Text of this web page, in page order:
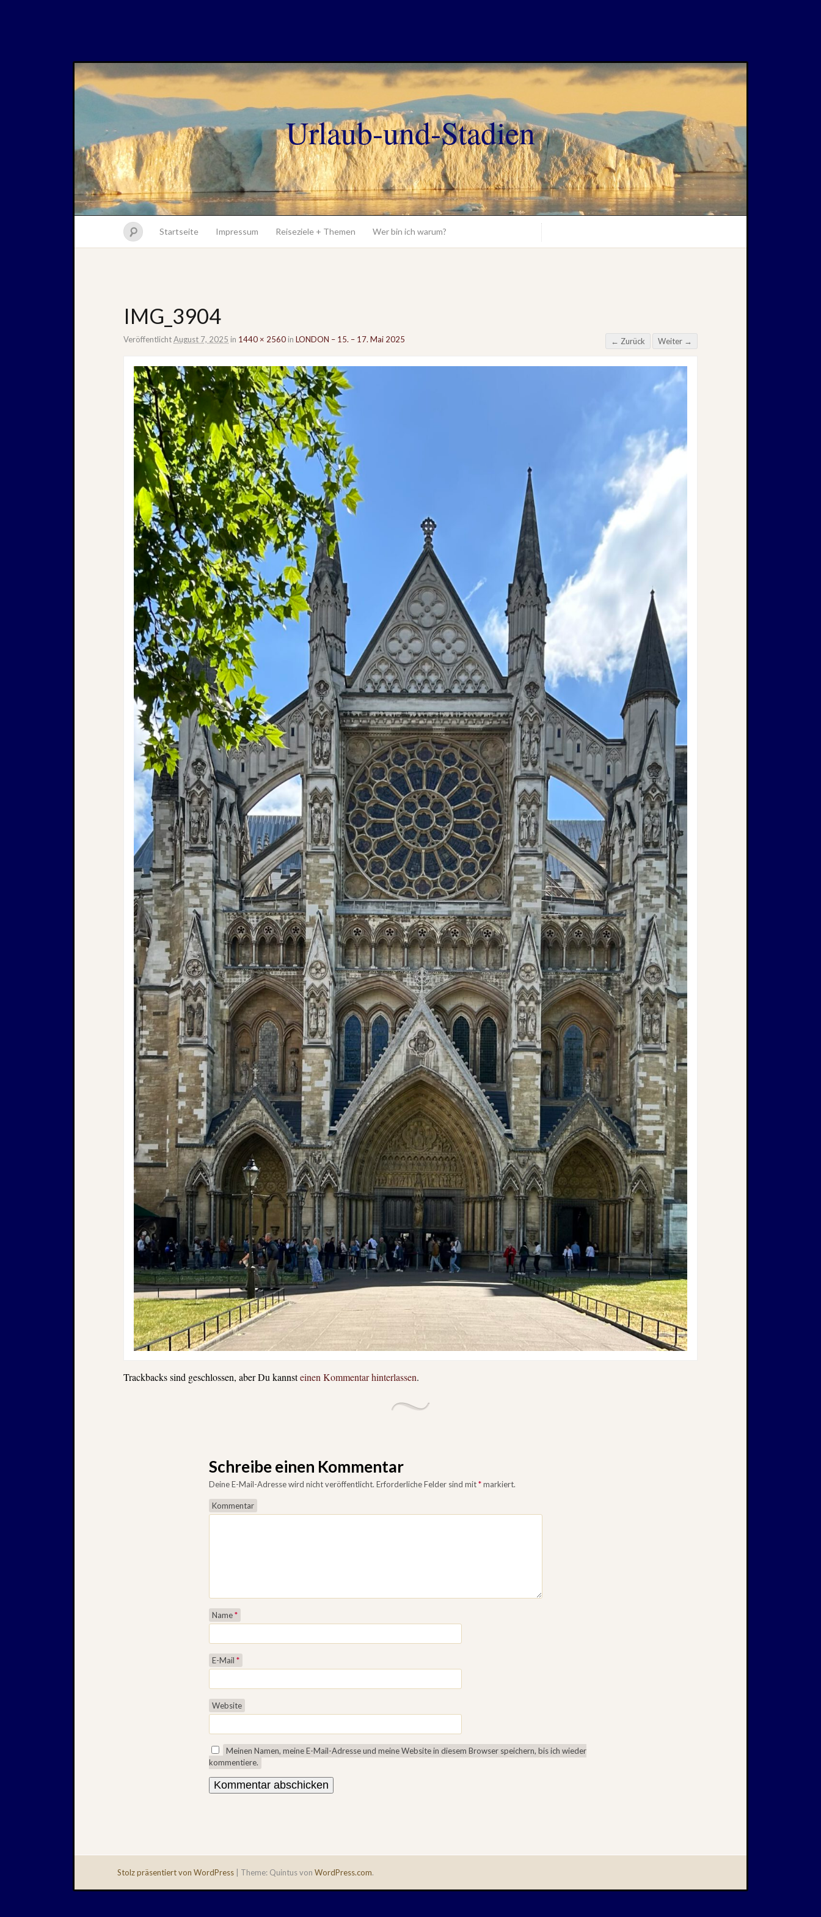
Urlaub-und-Stadien
Startseite Impressum Reiseziele + Themen Wer bin ich warum?
IMG_3904
VeröffentlichtAugust 7, 2025 in 1440 × 2560 in LONDON – 15. – 17. Mai 2025 ← Zurück Weiter →
Trackbacks sind geschlossen, aber Du kannsteinen Kommentar hinterlassen.
Schreibe einen Kommentar
Deine E-Mail-Adresse wird nicht veröffentlicht. Erforderliche Felder sind mit*markiert.
Kommentar
Name*
E-Mail *
Website
Meinen Namen, meine E-Mail-Adresse und meine Website in diesem Browser speichern, bis ich wieder
kommentiere.
Stolz präsentiert von WordPress Theme: Quintus von WordPress.com.